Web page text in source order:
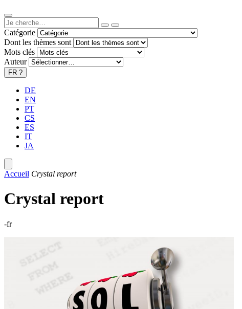
Catégorie
Dont les thèmes sont
Mots clés
Auteur
FR ?
DE
EN
PT
CS
ES
IT
JA
Accueil Crystal report
Crystal report
-fr